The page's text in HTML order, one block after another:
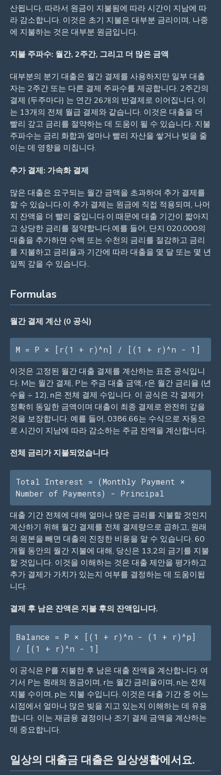
산됩니다, 따라서 원금이 지불됨에 따라 시간이 지남에 따
라 감소합니다. 이것은 초기 지불은 대부분 금리이며, 나중
에 지불하는 것은 대부분 원금입니다.
지불 주파수: 월간, 2주간, 그리고 더 많은 금액
대부분의 분기 대출은 월간 결제를 사용하지만 일부 대출
자는 2주간 또는 다른 결제 주파수를 제공합니다. 2주간의
결제 (두주마다) 는 연간 26개의 반결제로 이어집니다. 이
는 13개의 전체 월급 결제와 같습니다. 이것은 대출을 더
빨리 갚고 금리를 절약하는 데 도움이 될 수 있습니다. 지불
주파수는 금리 화합과 얼마나 빨리 자산을 쌓거나 빚을 줄
이는 데 영향을 미칩니다.
추가 결제: 가속화 결제
많은 대출은 요구되는 월간 금액을 초과하여 추가 결제를
할 수 있습니다.이 추가 결제는 원금에 직접 적용되며, 나머
지 잔액을 더 빨리 줄입니다.이 때문에 대출 기간이 짧아지
고 상당한 금리를 절약합니다.예를 들어, 단지 020,000의
대출을 추가하면 수백 또는 수천의 금리를 절감하고 금리
를 지불하고 금리율과 기간에 따라 대출을 몇 달 또는 몇 년
일찍 갚을 수 있습니다..
Formulas
월간 결제 계산 (0 공식)
M = P × [r(1 + r)^n] / [(1 + r)^n - 1]
이것은 고정된 월간 대출 결제를 계산하는 표준 공식입니
다. M는 월간 결제, P는 주금 대출 금액, r은 월간 금리율 (년
수율 ÷ 12), n은 전체 결제 수입니다. 이 공식은 각 결제가
정확히 동일한 금액이며 대출이 최종 결제로 완전히 갚을
것을 보장합니다. 예를 들어, 0386.66는 수식으로 자동으
로 시간이 지남에 따라 감소하는 주금 잔액을 계산합니다.
전체 금리가 지불되었습니다
Total Interest = (Monthly Payment ×
Number of Payments) - Principal
대출 기간 전체에 대해 얼마나 많은 금리를 지불할 것인지
계산하기 위해 월간 결제를 전체 결제량으로 곱하고, 원래
의 원본을 빼면 대출의 진정한 비용을 알 수 있습니다. 60
개월 동안의 월간 지불에 대해, 당신은 13,2의 금기를 지불
할 것입니다. 이것을 이해하는 것은 대출 제안을 평가하고
추가 결제가 가치가 있는지 여부를 결정하는 데 도움이됩
니다.
결제 후 남은 잔액은 지불 후의 잔액입니다.
Balance = P × [(1 + r)^n - (1 + r)^p]
/ [(1 + r)^n - 1]
이 공식은 P를 지불한 후 남은 대출 잔액을 계산합니다. 여
기서 P는 원래의 원금이며, r는 월간 금리율이며, n는 전체
지불 수이며, p는 지불 수입니다. 이것은 대출 기간 중 어느
시점에서 얼마나 많은 빚을 지고 있는지 이해하는 데 유용
합니다. 이는 재금융 결정이나 조기 결제 금액을 계산하는
데 중요합니다.
일상의 대출금 대출은 일상생활에서요.